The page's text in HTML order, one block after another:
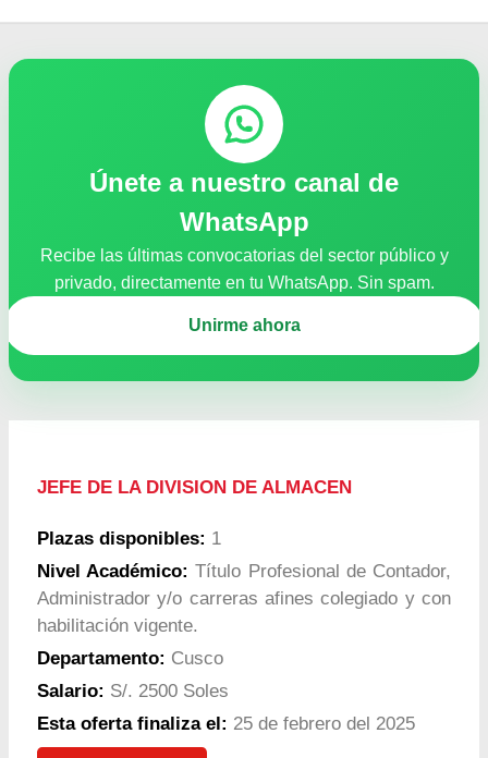
Únete a nuestro canal de
WhatsApp
Recibe las últimas convocatorias del sector público y
privado, directamente en tu WhatsApp. Sin spam.
Unirme ahora
JEFE DE LA DIVISION DE ALMACEN
Plazas disponibles: 1
Nivel Académico: Título Profesional de Contador,
Administrador y/o carreras afines colegiado y con
habilitación vigente.
Departamento: Cusco
Salario: S/. 2500 Soles
Esta oferta finaliza el: 25 de febrero del 2025